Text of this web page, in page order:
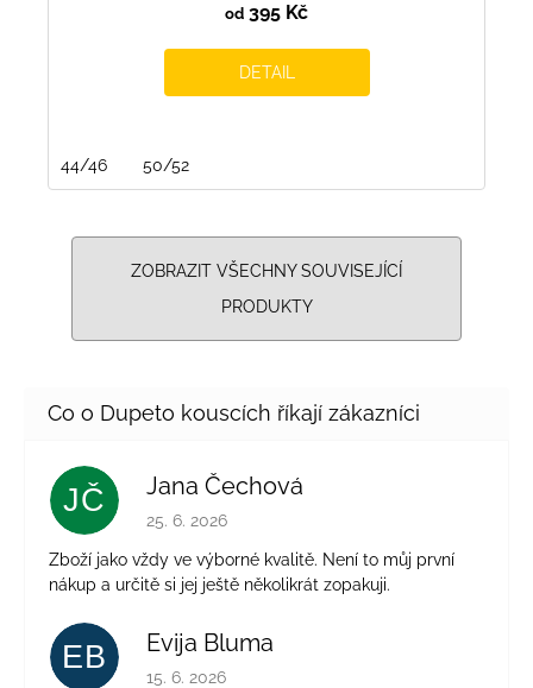
od 395 Kč
DETAIL
44/46 50/52
ZOBRAZIT VŠECHNY SOUVISEJÍCÍ
PRODUKTY
JČ Jana Čechová
Hodnocení obchodu je 5 z 5 hvězdiček.
25. 6. 2026
Zboží jako vždy ve výborné kvalitě. Není to můj první
nákup a určitě si jej ještě několikrát zopakuji.
EB Evija Bluma
Hodnocení obchodu je 5 z 5 hvězdiček.
15. 6. 2026